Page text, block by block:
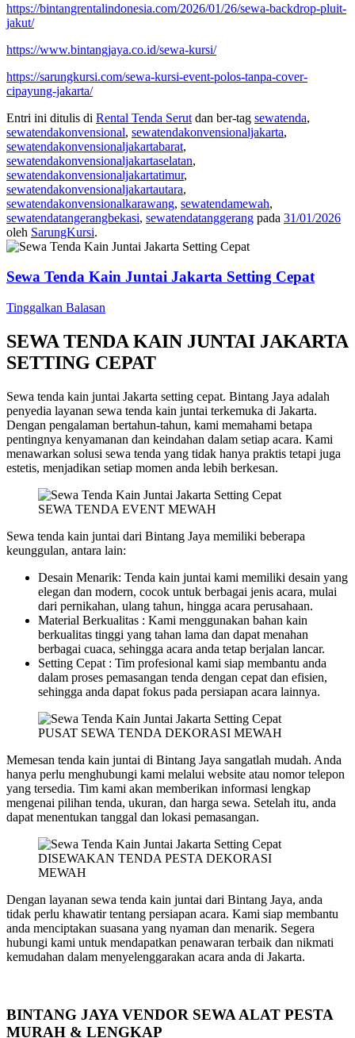
https://bintangrentalindonesia.com/2026/01/26/sewa-backdrop-pluit-
jakut/
https://www.bintangjaya.co.id/sewa-kursi/
https://sarungkursi.com/sewa-kursi-event-polos-tanpa-cover-
cipayung-jakarta/
Entri ini ditulis di Rental Tenda Serut dan ber-tag sewatenda,
sewatendakonvensional, sewatendakonvensionaljakarta,
sewatendakonvensionaljakartabarat,
sewatendakonvensionaljakartaselatan,
sewatendakonvensionaljakartatimur,
sewatendakonvensionaljakartautara,
sewatendakonvensionalkarawang, sewatendamewah,
sewatendatangerangbekasi, sewatendatanggerang pada 31/01/2026
oleh SarungKursi.
Sewa Tenda Kain Juntai Jakarta Setting Cepat
Tinggalkan Balasan
SEWA TENDA KAIN JUNTAI JAKARTA
SETTING CEPAT
Sewa tenda kain juntai Jakarta setting cepat. Bintang Jaya adalah
penyedia layanan sewa tenda kain juntai terkemuka di Jakarta.
Dengan pengalaman bertahun-tahun, kami memahami betapa
pentingnya kenyamanan dan keindahan dalam setiap acara. Kami
menawarkan solusi sewa tenda yang tidak hanya praktis tetapi juga
estetis, menjadikan setiap momen anda lebih berkesan.
SEWA TENDA EVENT MEWAH
Sewa tenda kain juntai dari Bintang Jaya memiliki beberapa
keunggulan, antara lain:
Desain Menarik: Tenda kain juntai kami memiliki desain yang
elegan dan modern, cocok untuk berbagai jenis acara, mulai
dari pernikahan, ulang tahun, hingga acara perusahaan.
Material Berkualitas : Kami menggunakan bahan kain
berkualitas tinggi yang tahan lama dan dapat menahan
berbagai cuaca, sehingga acara anda tetap berjalan lancar.
Setting Cepat : Tim profesional kami siap membantu anda
dalam proses pemasangan tenda dengan cepat dan efisien,
sehingga anda dapat fokus pada persiapan acara lainnya.
PUSAT SEWA TENDA DEKORASI MEWAH
Memesan tenda kain juntai di Bintang Jaya sangatlah mudah. Anda
hanya perlu menghubungi kami melalui website atau nomor telepon
yang tersedia. Tim kami akan memberikan informasi lengkap
mengenai pilihan tenda, ukuran, dan harga sewa. Setelah itu, anda
dapat menentukan tanggal dan lokasi pemasangan.
DISEWAKAN TENDA PESTA DEKORASI
MEWAH
Dengan layanan sewa tenda kain juntai dari Bintang Jaya, anda
tidak perlu khawatir tentang persiapan acara. Kami siap membantu
anda menciptakan suasana yang nyaman dan menarik. Segera
hubungi kami untuk mendapatkan penawaran terbaik dan nikmati
kemudahan dalam menyelenggarakan acara anda di Jakarta.
BINTANG JAYA VENDOR SEWA ALAT PESTA
MURAH & LENGKAP